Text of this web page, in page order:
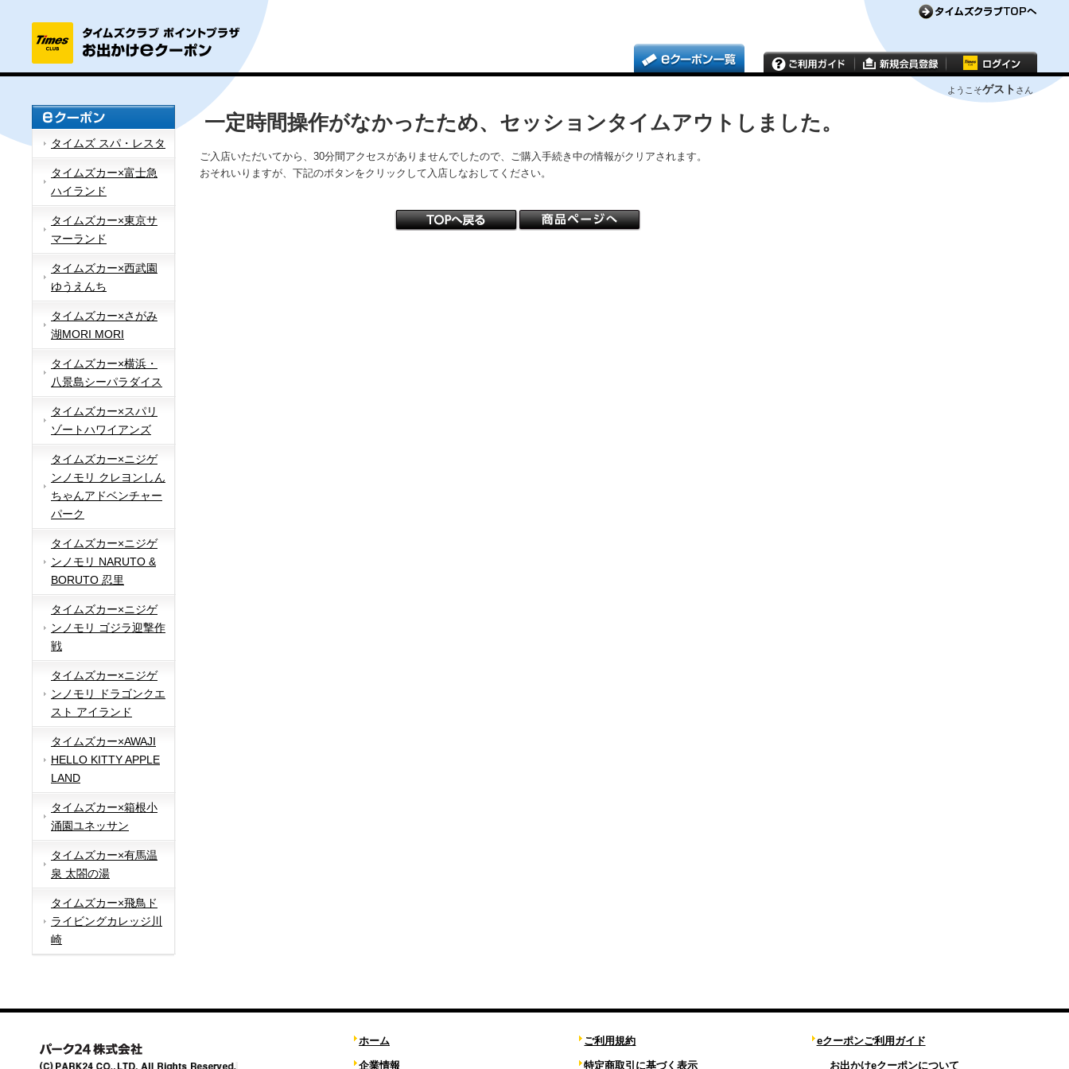
ようこそゲスト さん
タイムズ スパ・レスタ
タイムズカー×富士急
ハイランド
タイムズカー×東京サ
マーランド
タイムズカー×西武園
ゆうえんち
タイムズカー×さがみ
湖MORI MORI
タイムズカー×横浜・
八景島シーパラダイス
タイムズカー×スパリ
ゾートハワイアンズ
タイムズカー×ニジゲ
ンノモリ クレヨンしん
ちゃんアドベンチャー
パーク
タイムズカー×ニジゲ
ンノモリ NARUTO &
BORUTO 忍里
タイムズカー×ニジゲ
ンノモリ ゴジラ迎撃作
戦
タイムズカー×ニジゲ
ンノモリ ドラゴンクエ
スト アイランド
タイムズカー×AWAJI
HELLO KITTY APPLE
LAND
タイムズカー×箱根小
涌園ユネッサン
タイムズカー×有馬温
泉 太閤の湯
タイムズカー×飛鳥ド
ライビングカレッジ川
崎
一定時間操作がなかったため、セッションタイムアウトしました。
ご入店いただいてから、30分間アクセスがありませんでしたので、ご購入手続き中の情報がクリアされます。
おそれいりますが、下記のボタンをクリックして入店しなおしてください。
ホーム
企業情報
ご利用規約
特定商取引に基づく表示
eクーポンご利用ガイド
お出かけeクーポンについて